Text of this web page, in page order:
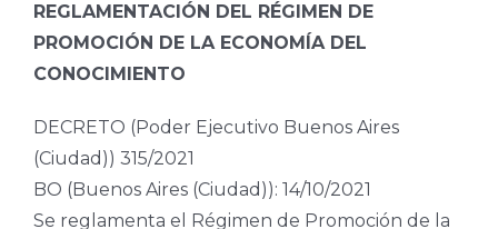
REGLAMENTACIÓN DEL RÉGIMEN DE
PROMOCIÓN DE LA ECONOMÍA DEL
CONOCIMIENTO
DECRETO (Poder Ejecutivo Buenos Aires
(Ciudad)) 315/2021
BO (Buenos Aires (Ciudad)): 14/10/2021
Se reglamenta el Régimen de Promoción de la